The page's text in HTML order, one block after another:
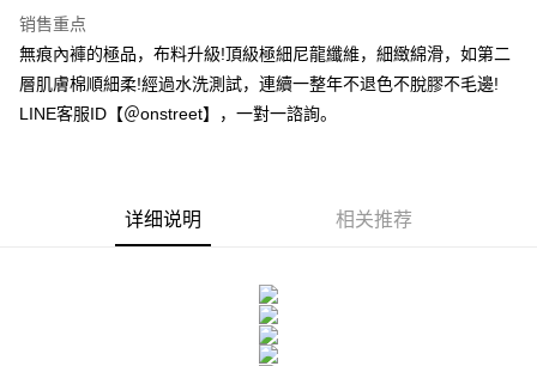
元大商业银行
台新国际商业银行
中国信托商业银行
台湾乐天信用卡公司
悠遊付
AFTEE先享后付
相关说明
一、關於 AFTEE先享後付
3. 訂單確認後不需事先繳費，商品會配送至您的指定地址。
4. 下訂完成後，您的手機會收到一封繳費通知簡訊，APP會員則會收到
AFTEE APP推播通知。
APP於四大便利商店‧ATM/網銀等方式進行付款。
請留意繳費期限為 14 天。唯有下載 AFTEE App 成為 AFTEE 會員者方能享
每笔NT$80，满NT$1,500(含以上)免运费
销售重点
無痕內褲的極品，布料升級!頂級極細尼龍纖維，細緻綿滑，如第二
層肌膚棉順細柔!經過水洗測試，連續一整年不退色不脫膠不毛邊!
LINE客服ID【＠onstreet】，一對一諮詢。
详细说明 相关推荐